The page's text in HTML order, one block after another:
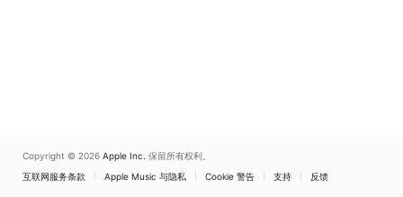
Copyright © 2026 Apple Inc. 保留所有权利。
互联网服务条款
Apple Music 与隐私 Cookie 警告 支持 反馈